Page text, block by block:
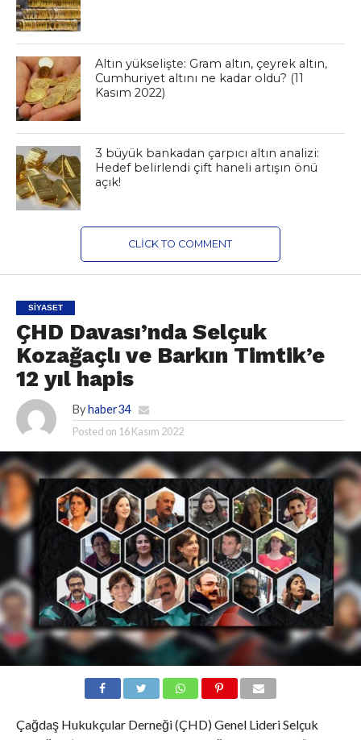
Altın yükselişte: Gram altın, çeyrek altın,
Cumhuriyet altını ne kadar oldu? (11
Kasım 2022)
3 büyük bankadan çarpıcı altın analizi:
Hedef belirlendi çift haneli artışın önü
açık!
CLICK TO COMMENT
SIYASET
ÇHD Davası’nda Selçuk
Kozağaçlı ve Barkın Timtik’e
12 yıl hapis
By haber34
Posted on 16 Kasım 2022
Çağdaş Hukukçular Derneği (ÇHD) Genel Lideri Selçuk